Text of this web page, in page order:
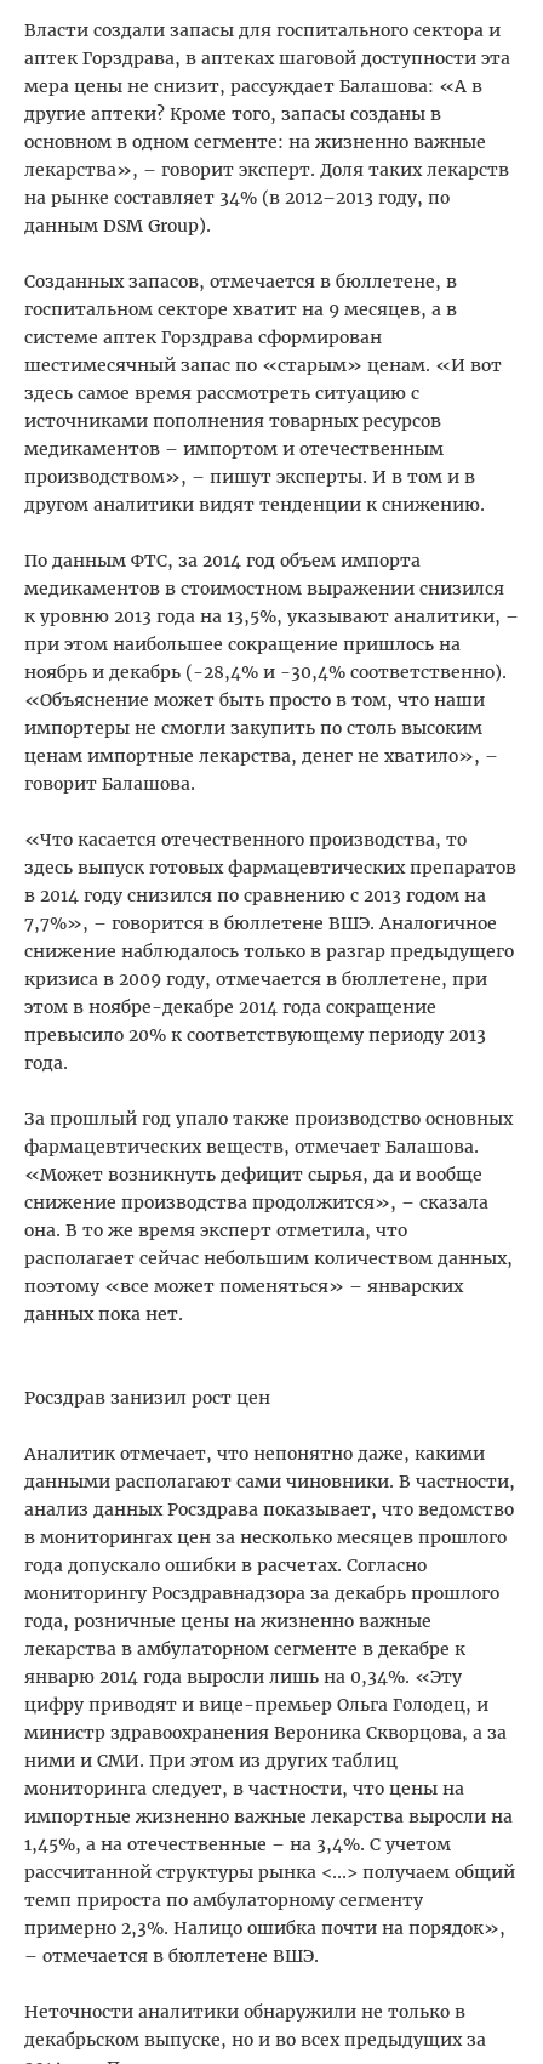
Власти создали запасы для госпитального сектора и
аптек Горздрава, в аптеках шаговой доступности эта
мера цены не снизит, рассуждает Балашова: «А в
другие аптеки? Кроме того, запасы созданы в
основном в одном сегменте: на жизненно важные
лекарства», – говорит эксперт. Доля таких лекарств
на рынке составляет 34% (в 2012–2013 году, по
данным DSM Group).
Созданных запасов, отмечается в бюллетене, в
госпитальном секторе хватит на 9 месяцев, а в
системе аптек Горздрава сформирован
шестимесячный запас по «старым» ценам. «И вот
здесь самое время рассмотреть ситуацию с
источниками пополнения товарных ресурсов
медикаментов – импортом и отечественным
производством», – пишут эксперты. И в том и в
другом аналитики видят тенденции к снижению.
По данным ФТС, за 2014 год объем импорта
медикаментов в стоимостном выражении снизился
к уровню 2013 года на 13,5%, указывают аналитики, –
при этом наибольшее сокращение пришлось на
ноябрь и декабрь (-28,4% и -30,4% соответственно).
«Объяснение может быть просто в том, что наши
импортеры не смогли закупить по столь высоким
ценам импортные лекарства, денег не хватило», –
говорит Балашова.
«Что касается отечественного производства, то
здесь выпуск готовых фармацевтических препаратов
в 2014 году снизился по сравнению с 2013 годом на
7,7%», – говорится в бюллетене ВШЭ. Аналогичное
снижение наблюдалось только в разгар предыдущего
кризиса в 2009 году, отмечается в бюллетене, при
этом в ноябре-декабре 2014 года сокращение
превысило 20% к соответствующему периоду 2013
года.
За прошлый год упало также производство основных
фармацевтических веществ, отмечает Балашова.
«Может возникнуть дефицит сырья, да и вообще
снижение производства продолжится», – сказала
она. В то же время эксперт отметила, что
располагает сейчас небольшим количеством данных,
поэтому «все может поменяться» – январских
данных пока нет.
Росздрав занизил рост цен
Аналитик отмечает, что непонятно даже, какими
данными располагают сами чиновники. В частности,
анализ данных Росздрава показывает, что ведомство
в мониторингах цен за несколько месяцев прошлого
года допускало ошибки в расчетах. Согласно
мониторингу Росздравнадзора за декабрь прошлого
года, розничные цены на жизненно важные
лекарства в амбулаторном сегменте в декабре к
январю 2014 года выросли лишь на 0,34%. «Эту
цифру приводят и вице-премьер Ольга Голодец, и
министр здравоохранения Вероника Скворцова, а за
ними и СМИ. При этом из других таблиц
мониторинга следует, в частности, что цены на
импортные жизненно важные лекарства выросли на
1,45%, а на отечественные – на 3,4%. С учетом
рассчитанной структуры рынка <...> получаем общий
темп прироста по амбулаторному сегменту
примерно 2,3%. Налицо ошибка почти на порядок»,
– отмечается в бюллетене ВШЭ.
Неточности аналитики обнаружили не только в
декабрьском выпуске, но и во всех предыдущих за